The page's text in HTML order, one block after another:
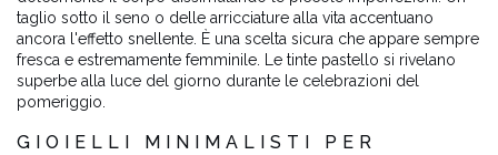
taglio sotto il seno o delle arricciature alla vita accentuano
ancora l'effetto snellente. È una scelta sicura che appare sempre
fresca e estremamente femminile. Le tinte pastello si rivelano
superbe alla luce del giorno durante le celebrazioni del
pomeriggio.
GIOIELLI MINIMALISTI PER